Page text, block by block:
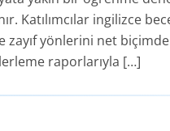
Katılımcılar ingilizce
yönlerini net biçimde
raporlarıyla […]